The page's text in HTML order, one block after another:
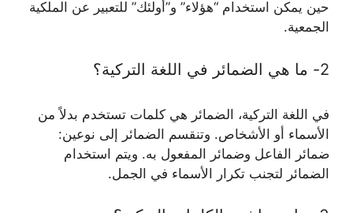
حين يمكن استخدام “هؤلاء” و”أولئك” للتعبير عن الملكية
الجمعية.
2- ما هي الضمائر في اللغة التركية؟
في اللغة التركية، الضمائر هي كلمات تستخدم بدلاً من
الأسماء أو الأشخاص. وتنقسم الضمائر إلى نوعين:
ضمائر الفاعل وضمائر المفعول به. ويتم استخدام
الضمائر لتجنب تكرار الأسماء في الجمل.